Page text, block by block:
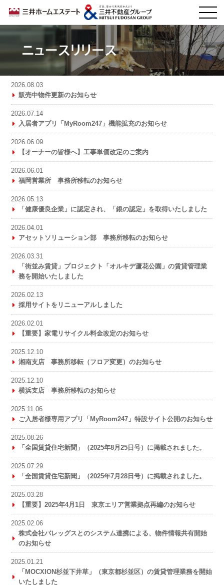
2026.08.03
販売中物件更新のお知らせ
2026.07.14
入居者アプリ「MyRoom247」機能拡充のお知らせ
2026.06.09
【オーナーの皆様へ】工事単価改定のご案内
2026.06.01
福岡営業所 事務所移転のお知らせ
2026.05.13
「健康優良企業」に認定され、「銀の認定」を取得いたしました
2026.04.01
アセットソリューション部 事務所移転のお知らせ
2026.03.31
「街並み賃貸」プロジェクト「オルキデ蘆花公園」の賃貸管理業
務を開始いたしました
2026.02.13
採用サイトをリニューアルしました
2026.02.01
【重要】家電リサイクル料金改定のお知らせ
2025.12.10
湘南支店 事務所移転（フロア変更）のお知らせ
2025.12.10
横浜支店 事務所移転のお知らせ
2025.11.06
ご入居者様専用アプリ「MyRoom247」特設サイト公開のお知らせ
2025.08.26
「全国賃貸住宅新聞」（2025年8月25日号）に掲載されました。
2025.07.29
「全国賃貸住宅新聞」（2025年7月28日号）に掲載されました。
2025.03.28
【重要】2025年4月1日 東京エリア営業拠点再編のお知らせ
2025.02.06
株式会社バレッグスとのシステム連携による、物件情報共有開始
のお知らせ
2025.01.21
「MOCXION杉並下井草」（東京都杉並区）の賃貸管理業務を開始
いたしました